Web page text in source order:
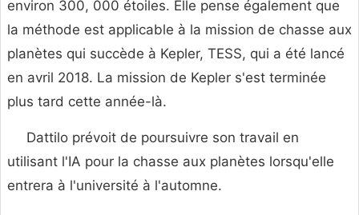
environ 300, 000 étoiles. Elle pense également que
la méthode est applicable à la mission de chasse aux
planètes qui succède à Kepler, TESS, qui a été lancé
en avril 2018. La mission de Kepler s'est terminée
plus tard cette année-là.
Dattilo prévoit de poursuivre son travail en
utilisant l'IA pour la chasse aux planètes lorsqu'elle
entrera à l'université à l'automne.